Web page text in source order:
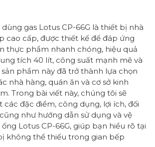
gas Lotus CP-66G là thiết bị nhà
cao cấp, được thiết kế để đáp ứng
thực phẩm nhanh chóng, hiệu quả
tích 40 lít, công suất mạnh mẽ và
phẩm này đã trở thành lựa chọn
nhà hàng, quán ăn và cơ sở kinh
Trong bài viết này, chúng tôi sẽ
đặc điểm, công dụng, lợi ích, đối
như hướng dẫn sử dụng và vệ
Lotus CP-66G, giúp bạn hiểu rõ tại
không thể thiếu trong gian bếp